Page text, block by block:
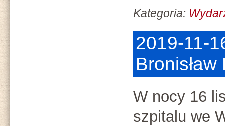
Kategoria:
2019-11-
W nocy 16
szpitalu we